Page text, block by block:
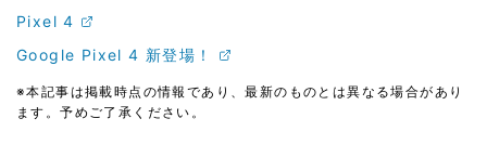
Pixel 4
Google Pixel 4 新登場！
※本記事は掲載時点の情報であり、最新のものとは異なる場合があり
ます。予めご了承ください。